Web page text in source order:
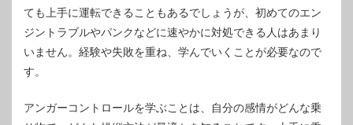
ても上手に運転できることもあるでしょうが、初めてのエン
ジントラブルやパンクなどに速やかに対処できる人はあまり
いません。経験や失敗を重ね、学んでいくことが必要なので
す。
アンガーコントロールを学ぶことは、自分の感情がどんな乗